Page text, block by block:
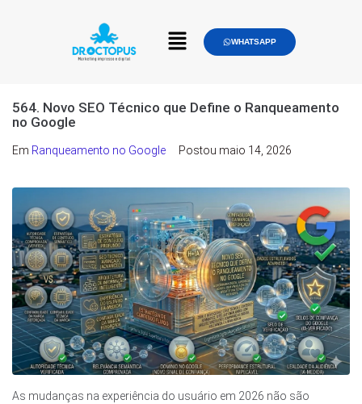
WHATSAPP
564. Novo SEO Técnico que Define o Ranqueamento
no Google
Em Ranqueamento no Google Postou maio 14, 2026
As mudanças na experiência do usuário em 2026 não são